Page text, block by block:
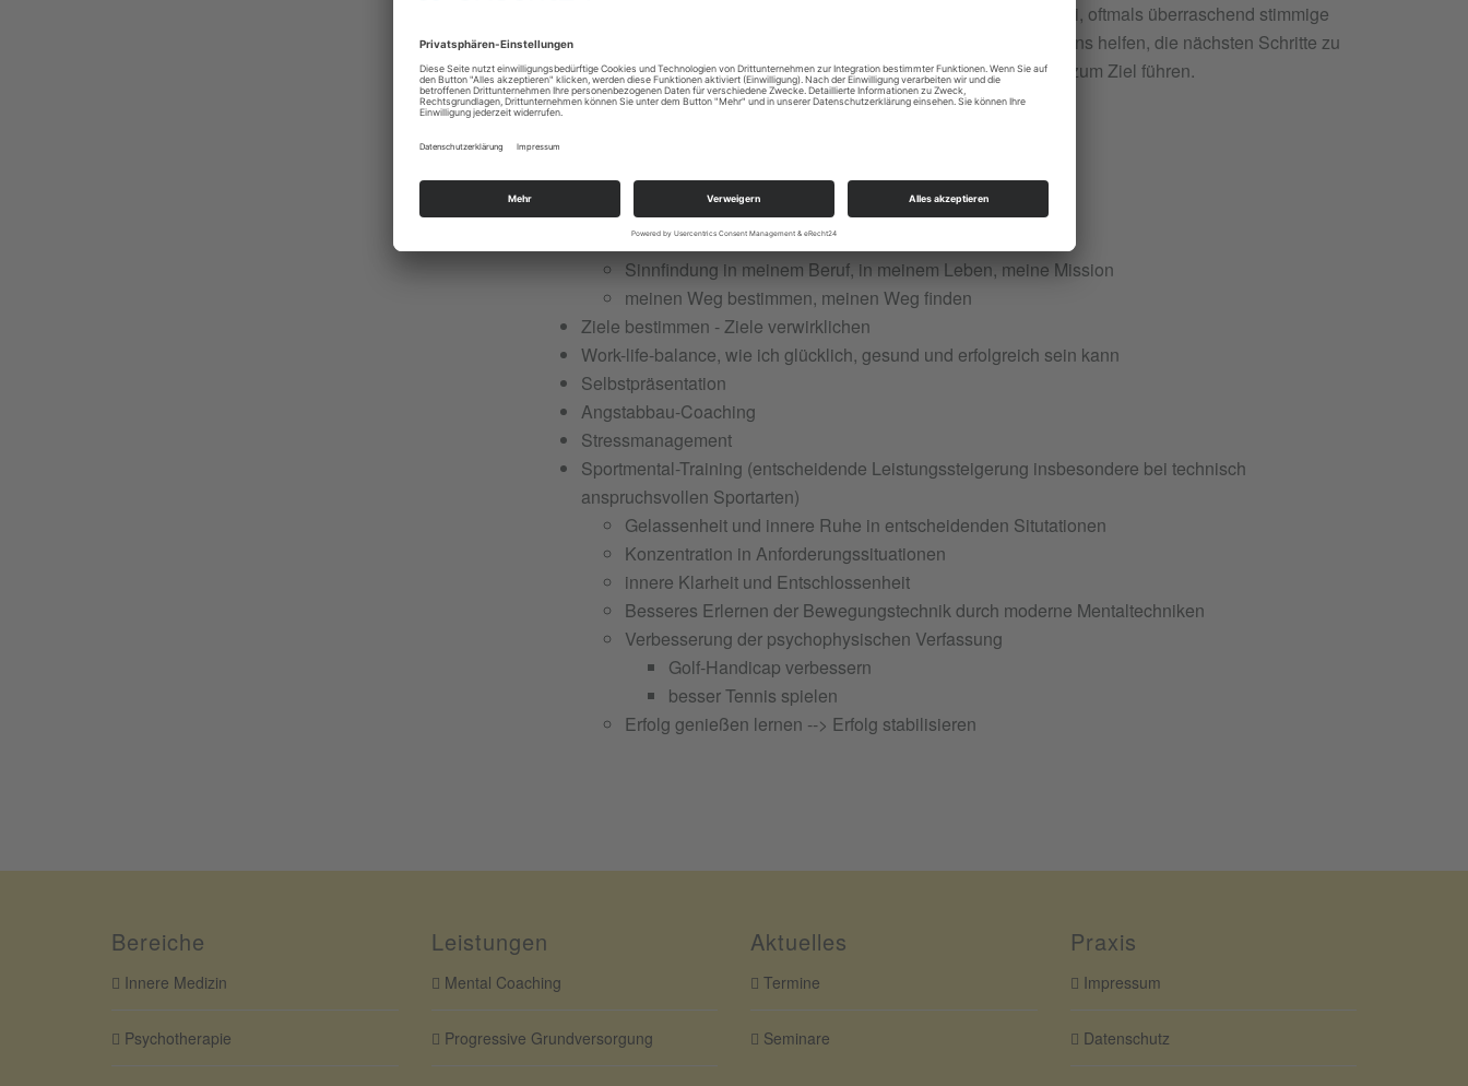
...sobald man "einfach" nur seinen Weg geht, findet man fast nebenbei, oftmals überraschend stimmige
und innerlich passende Lösungen, Ideen, günstige Wendungen, die uns helfen, die nächsten Schritte zu
finden und oft sogar unmittelbar aus Sackgassen-Situationen heraus zum Ziel führen.
Typische Themenbereiche sind :
Entscheidungs-Coaching
meine Stärken, Vorlieben, Wünsche
meine Werte, Träume, Ziele, Visionen
Sinnfindung in meinem Beruf, in meinem Leben, meine Mission
meinen Weg bestimmen, meinen Weg finden
Ziele bestimmen - Ziele verwirklichen
Work-life-balance, wie ich glücklich, gesund und erfolgreich sein kann
Selbstpräsentation
Angstabbau-Coaching
Stressmanagement
Sportmental-Training (entscheidende Leistungssteigerung insbesondere bei technisch
anspruchsvollen Sportarten)
Gelassenheit und innere Ruhe in entscheidenden Situtationen
Konzentration in Anforderungssituationen
innere Klarheit und Entschlossenheit
Besseres Erlernen der Bewegungstechnik durch moderne Mentaltechniken
Verbesserung der psychophysischen Verfassung
Golf-Handicap verbessern
besser Tennis spielen
Erfolg genießen lernen --> Erfolg stabilisieren
Bereiche
Innere Medizin
Psychotherapie
Leistungen
Mental Coaching
Progressive Grundversorgung
Aktuelles
Termine
Seminare
Praxis
Impressum
Datenschutz